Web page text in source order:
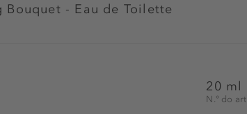
Bouquet - Eau de Toilette
20 ml
N.° do